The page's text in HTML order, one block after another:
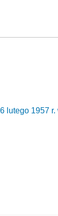
lutego 1957